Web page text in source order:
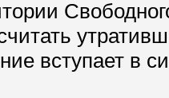
вступает в